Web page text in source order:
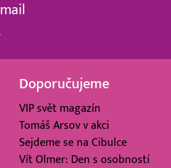
Doporučujeme
VIP svět magazín
Tomáš Arsov v akci
Sejdeme se na Cibulce
Vít Olmer: Den s osobností